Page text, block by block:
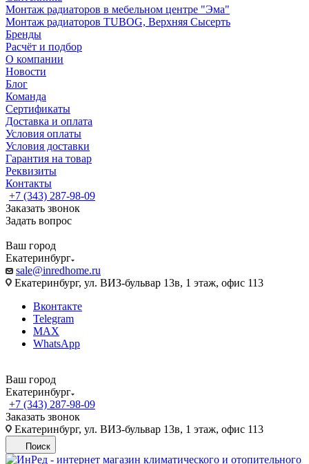
Монтаж радиаторов в мебельном центре "Эма"
Монтаж радиаторов TUBOG, Верхняя Сысерть
Бренды
Расчёт и подбор
О компании
Новости
Блог
Команда
Сертификаты
Доставка и оплата
Условия оплаты
Условия доставки
Гарантия на товар
Реквизиты
Контакты
+7 (343) 287-98-09
Заказать звонок
Задать вопрос
Ваш город
Екатеринбург
sale@inredhome.ru
Екатеринбург, ул. ВИЗ-бульвар 13в, 1 этаж, офис 113
Вконтакте
Telegram
MAX
WhatsApp
Ваш город
Екатеринбург
+7 (343) 287-98-09
Заказать звонок
Екатеринбург, ул. ВИЗ-бульвар 13в, 1 этаж, офис 113
Поиск